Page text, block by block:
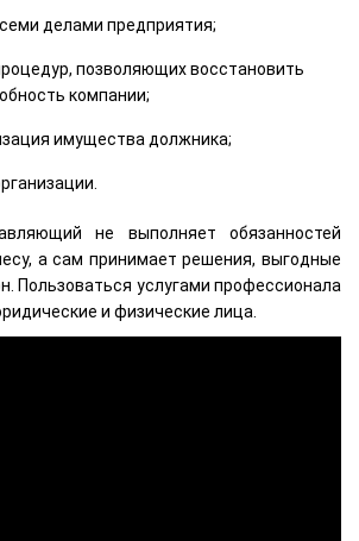
делами предприятия;
позволяющих восстановить
компании;
имущества должника;
не выполняет обязанностей
а сам принимает решения, выгодные
Пользоваться услугами профессионала
и физические лица.